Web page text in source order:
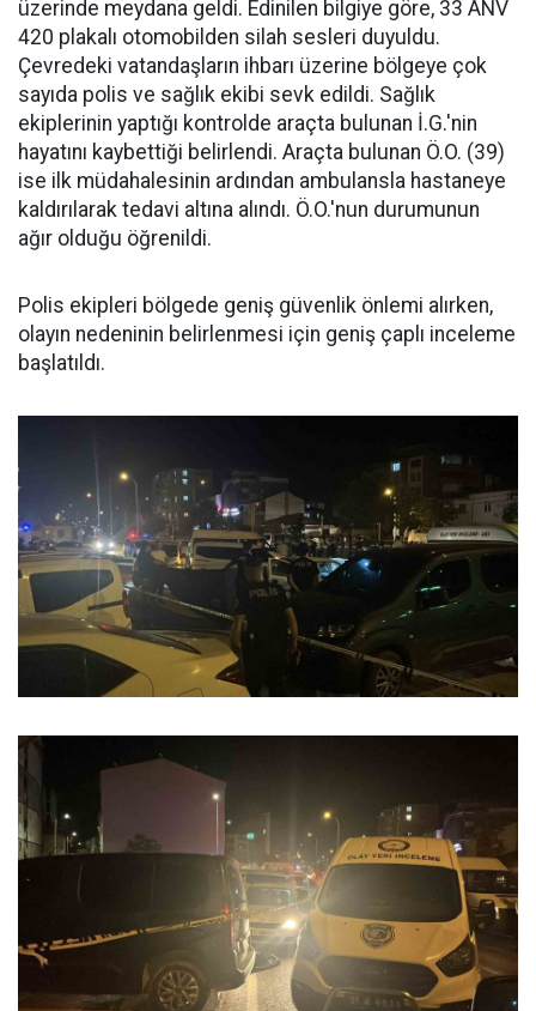
üzerinde meydana geldi. Edinilen bilgiye göre, 33 ANV
420 plakalı otomobilden silah sesleri duyuldu.
Çevredeki vatandaşların ihbarı üzerine bölgeye çok
sayıda polis ve sağlık ekibi sevk edildi. Sağlık
ekiplerinin yaptığı kontrolde araçta bulunan İ.G.'nin
hayatını kaybettiği belirlendi. Araçta bulunan Ö.O. (39)
ise ilk müdahalesinin ardından ambulansla hastaneye
kaldırılarak tedavi altına alındı. Ö.O.'nun durumunun
ağır olduğu öğrenildi.
Polis ekipleri bölgede geniş güvenlik önlemi alırken,
olayın nedeninin belirlenmesi için geniş çaplı inceleme
başlatıldı.